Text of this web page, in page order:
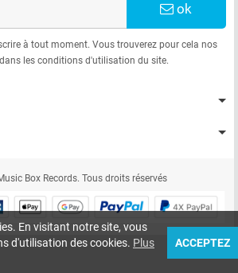
ok
à tout moment. Vous trouverez pour cela nos
les conditions d'utilisation du site.
Box Records. Tous droits réservés
En visitant notre site, vous
d'utilisation des cookies. Plus
ACCEPTEZ